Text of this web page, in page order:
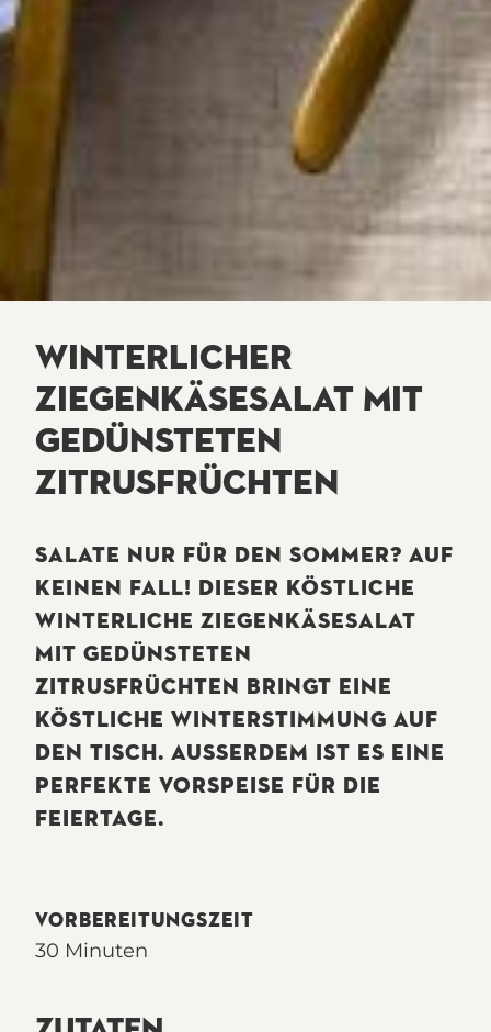
WINTERLICHER
ZIEGENKÄSESALAT MIT
GEDÜNSTETEN
ZITRUSFRÜCHTEN
SALATE NUR FÜR DEN SOMMER? AUF
KEINEN FALL! DIESER KÖSTLICHE
WINTERLICHE ZIEGENKÄSESALAT
MIT GEDÜNSTETEN
ZITRUSFRÜCHTEN BRINGT EINE
KÖSTLICHE WINTERSTIMMUNG AUF
DEN TISCH. AUSSERDEM IST ES EINE P
ERFEKTE VORSPEISE FÜR DIE F
EIERTAGE.
VORBEREITUNGSZEIT
30 Minuten